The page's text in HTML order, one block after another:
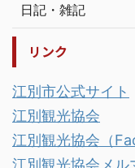
日記・雑記
リンク
江別市公式サイト
江別観光協会
江別観光協会（
江別観光協会メル